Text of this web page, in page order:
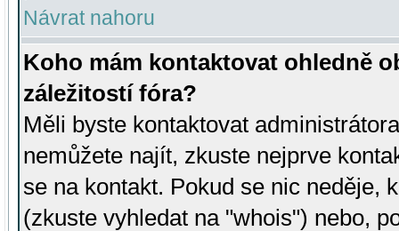
Návrat nahoru
Koho mám kontaktovat ohledně
záležitostí fóra?
Měli byste kontaktovat
nemůžete najít, zkuste nejprve
se na kontakt. Pokud se nic neděje,
(zkuste vyhledat na "whois") nebo,